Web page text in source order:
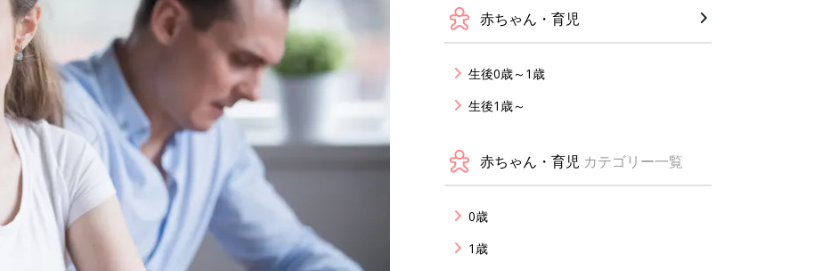
赤ちゃん・育児
生後0歳～1歳
生後1歳～
赤ちゃん・育児 カテゴリー一覧
0歳
1歳